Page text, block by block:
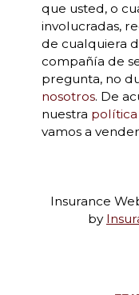
que usted, o
involucradas,
de cualquiera
compañía de
pregunta, no
nosotros. De
nuestra
vamos a
Insurance
by